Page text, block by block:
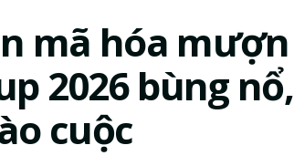
mã hóa mượn
2026 bùng nổ,
cuộc